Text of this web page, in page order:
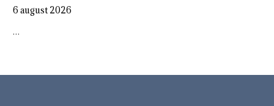
6 august 2026
…